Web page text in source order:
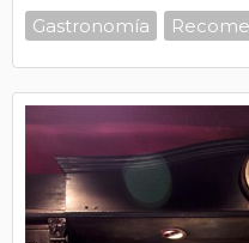
Gastronomía